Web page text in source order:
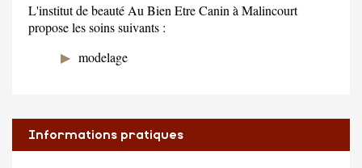
L'institut de beauté Au Bien Etre Canin à Malincourt
propose les soins suivants :
modelage
Informations pratiques